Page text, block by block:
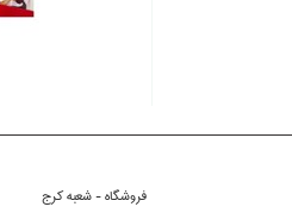
فروشگاه - شعبه کرج